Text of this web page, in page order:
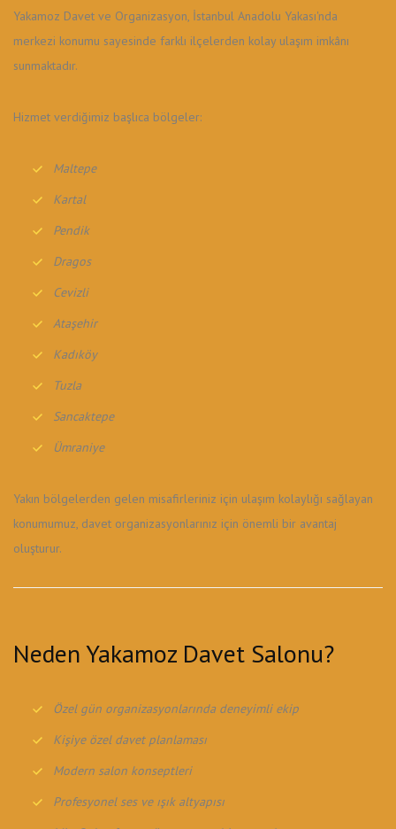
Yakamoz Davet ve Organizasyon, İstanbul Anadolu Yakası'nda
merkezi konumu sayesinde farklı ilçelerden kolay ulaşım imkânı
sunmaktadır.
Hizmet verdiğimiz başlıca bölgeler:
Maltepe
Kartal
Pendik
Dragos
Cevizli
Ataşehir
Kadıköy
Tuzla
Sancaktepe
Ümraniye
Yakın bölgelerden gelen misafirleriniz için ulaşım kolaylığı sağlayan
konumumuz, davet organizasyonlarınız için önemli bir avantaj
oluşturur.
Neden Yakamoz Davet Salonu?
Özel gün organizasyonlarında deneyimli ekip
Kişiye özel davet planlaması
Modern salon konseptleri
Profesyonel ses ve ışık altyapısı